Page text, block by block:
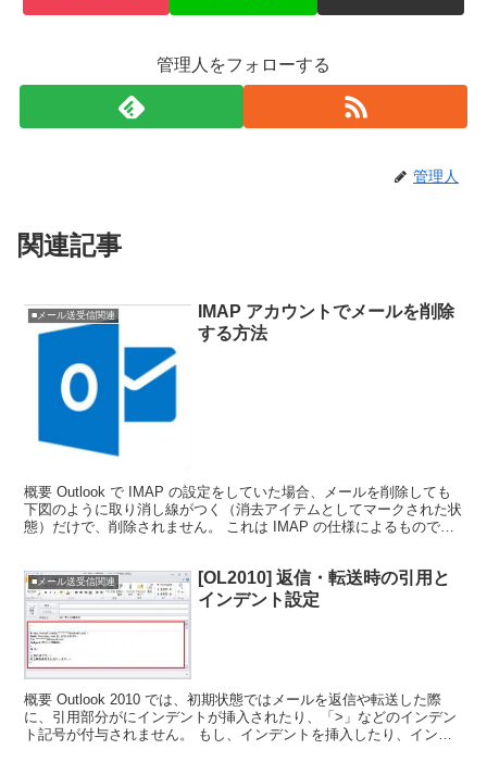
管理人をフォローする
管理人
関連記事
■メール送受信関連
IMAP アカウントでメールを削除
する方法
概要 Outlook で IMAP の設定をしていた場合、メールを削除しても
下図のように取り消し線がつく（消去アイテムとしてマークされた状
態）だけで、削除されません。 これは IMAP の仕様によるもので
■メール送受信関連
[OL2010] 返信・転送時の引用と
インデント設定
概要 Outlook 2010 では、初期状態ではメールを返信や転送した際
に、引用部分がにインデントが挿入されたり、「>」などのインデン
ト記号が付与されません。 もし、インデントを挿入したり、インデ